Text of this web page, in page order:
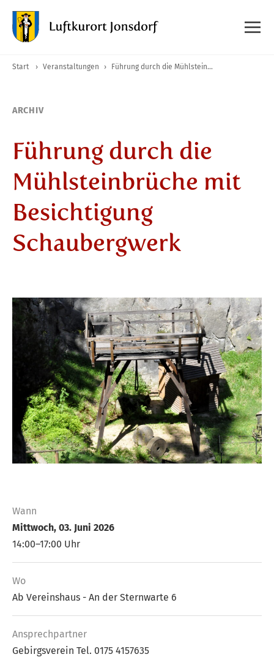
Start › Veranstaltungen › Führung durch die Mühlsteinbrüche mit Besichtigung Schaubergwerk
ARCHIV
Führung durch die
Mühlsteinbrüche mit
Besichtigung
Schaubergwerk
Wann
Mittwoch, 03. Juni 2026
14:00–17:00 Uhr
Wo
Ab Vereinshaus - An der Sternwarte 6
Ansprech­partner
Gebirgsverein Tel. 0175 4157635